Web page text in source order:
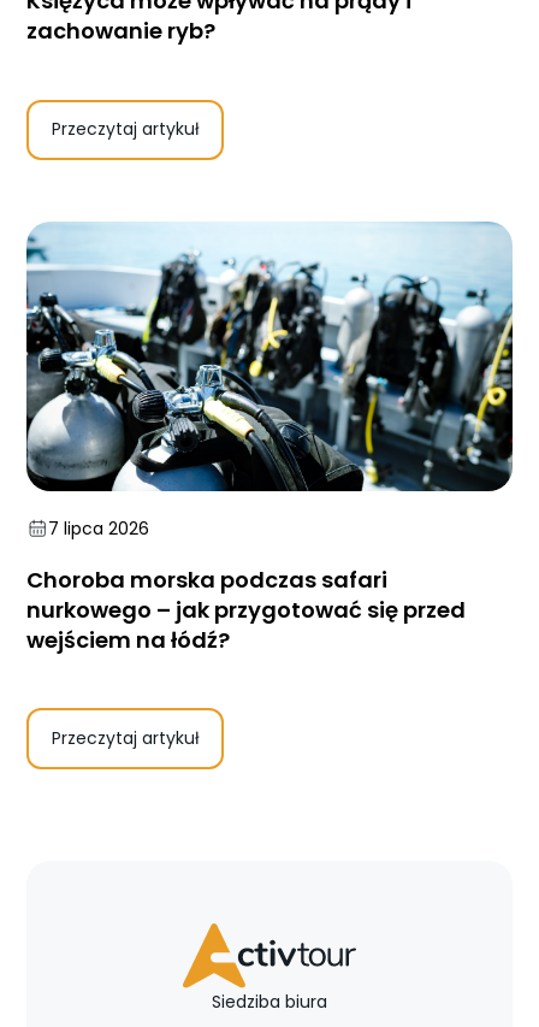
zachowanie ryb?
Przeczytaj artykuł
7 lipca 2026
Choroba morska podczas safari
nurkowego – jak przygotować się przed
wejściem na łódź?
Przeczytaj artykuł
Siedziba biura